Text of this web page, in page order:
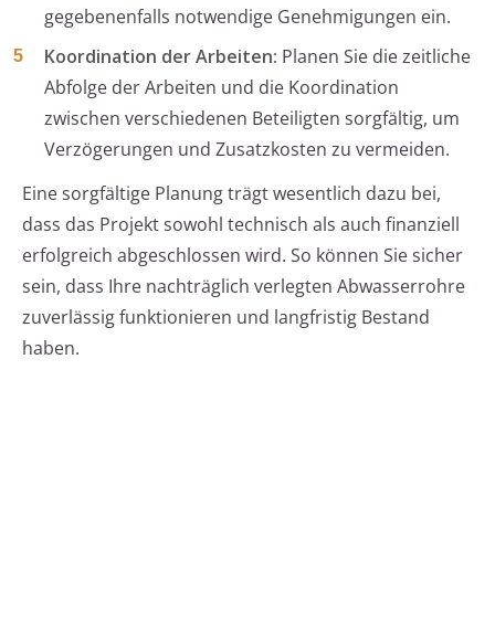
gegebenenfalls notwendige Genehmigungen ein.
Koordination der Arbeiten: Planen Sie die zeitliche
Abfolge der Arbeiten und die Koordination
zwischen verschiedenen Beteiligten sorgfältig, um
Verzögerungen und Zusatzkosten zu vermeiden.
Eine sorgfältige Planung trägt wesentlich dazu bei,
dass das Projekt sowohl technisch als auch finanziell
erfolgreich abgeschlossen wird. So können Sie sicher
sein, dass Ihre nachträglich verlegten Abwasserrohre
zuverlässig funktionieren und langfristig Bestand
haben.